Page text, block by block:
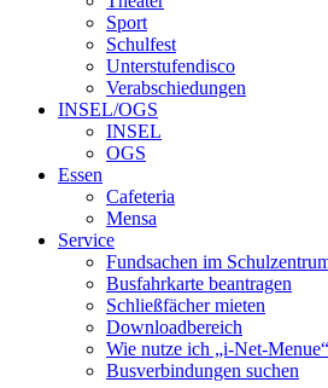
Sport
Schulfest
Unterstufendisco
Verabschiedungen
INSEL/OGS
INSEL
OGS
Essen
Cafeteria
Mensa
Service
Fundsachen im
Busfahrkarte beantragen
Schließfächer mieten
Downloadbereich
Wie nutze ich „i-Net-Menue“
Busverbindungen suchen